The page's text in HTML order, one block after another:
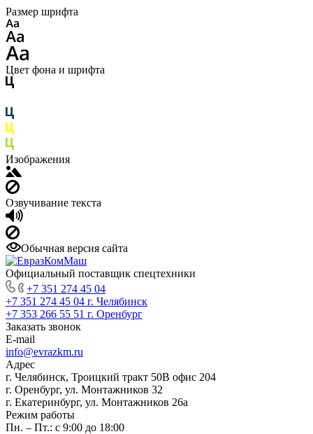
Размер шрифта
Цвет фона и шрифта
Изображения
Озвучивание текста
Обычная версия сайта
Официальный поставщик спецтехники
+7 351 274 45 04
+7 351 274 45 04 г. Челябинск
+7 353 266 55 51 г. Оренбург
Заказать звонок
E-mail
info@evrazkm.ru
Адрес
г. Челябинск, Троицкий тракт 50В офис 204
г. Оренбург, ул. Монтажников 32
г. Екатеринбург, ул. Монтажников 26а
Режим работы
Пн. – Пт.: с 9:00 до 18:00